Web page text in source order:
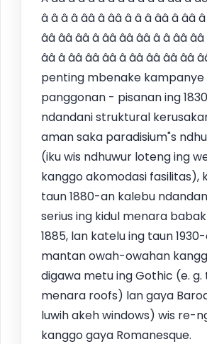
â â â â ââ â ââ â â â ââ â ââ
ââ ââ ââ â ââ ââ ââ â â ââ
ââ â ââ ââ ââ â ââ ââ ââ ââ
penting mbenake kampanye
panggonan - pisanan ing
ndandani struktural
aman saka paradisium"s
(iku wis ndhuwur loteng ing
kanggo akomodasi fasilitas),
taun 1880-an kalebu
serius ing kidul menara
1885, lan katelu ing taun
mantan owah-owahan
digawa metu ing Gothic (e. g.
menara roofs) lan gaya
luwih akeh windows) wis re-
kanggo gaya Romanesque.